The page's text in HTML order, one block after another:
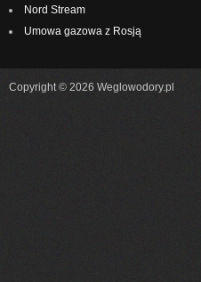
Nord Stream
Umowa gazowa z Rosją
Copyright © 2026 Weglowodory.pl